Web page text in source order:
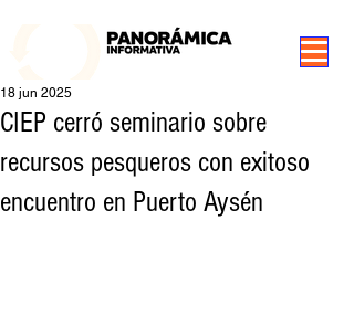
CIEP cerró seminario sobre
recursos pesqueros con exitoso
encuentro en Puerto Aysén
18 jun 2025